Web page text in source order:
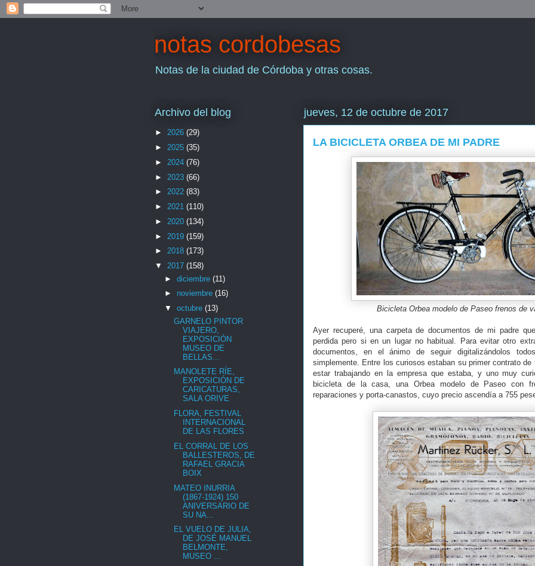
notas cordobesas
Notas de la ciudad de Córdoba y otras cosas.
jueves, 12 de octubre de 2017
LA BICICLETA ORBEA DE MI PADRE
Bicicleta Orbea modelo de Paseo frenos de
Ayer recuperé, una carpeta de documentos de mi padre
perdida pero si en un lugar no habitual. Para evitar otro
documentos, en el ánimo de seguir digitalizándolos
simplemente. Entre los curiosos estaban su primer contrato
estar trabajando en la empresa que estaba, y uno muy
bicicleta de la casa, una Orbea modelo de Paseo con
reparaciones y porta-canastos, cuyo precio ascendía a 755
Archivo del blog
► 2026 (29)
► 2025 (35)
► 2024 (76)
► 2023 (66)
► 2022 (83)
► 2021 (110)
► 2020 (134)
► 2019 (159)
► 2018 (173)
▼ 2017 (158)
► diciembre (11)
► noviembre (16)
▼ octubre (13)
GARNELO PINTOR
VIAJERO,
EXPOSICIÓN
MUSEO DE
BELLAS...
MANOLETE RÍE,
EXPOSICIÓN DE
CARICATURAS,
SALA ORIVE
FLORA, FESTIVAL
INTERNACIONAL
DE LAS FLORES
EL CORRAL DE LOS
BALLESTEROS, DE
RAFAEL GRACIA
BOIX
MATEO INURRIA
(1867-1924) 150
ANIVERSARIO DE
SU NA...
EL VUELO DE JULIA,
DE JOSÉ MANUEL
BELMONTE,
MUSEO ...